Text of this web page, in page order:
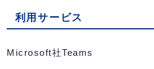
利用サービス
Microsoft社Teams